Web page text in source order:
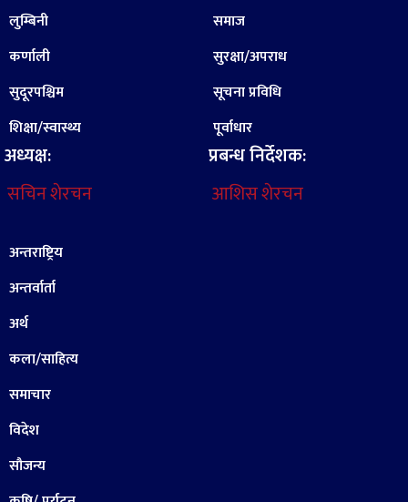
लुम्बिनी
कर्णाली
सुदूरपश्चिम
शिक्षा/स्वास्थ्य
अध्यक्ष:
सचिन शेरचन
समाज
सुरक्षा/अपराध
सूचना प्रविधि
पूर्वाधार
प्रबन्ध निर्देशक:
आशिस शेरचन
अन्तराष्ट्रिय
अन्तर्वार्ता
अर्थ
कला/साहित्य
समाचार
विदेश
सौजन्य